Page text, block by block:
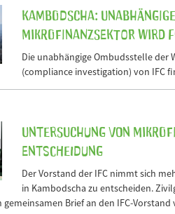
Kambodscha:
Mikrofinanzsektor wird
Die unabhängige Ombudsstelle der
(compliance investigation) von IFC
Untersuchung von
Entscheidung
Der Vorstand der IFC nimmt sich
in Kambodscha zu entscheiden.
Brief an den IFC-Vorstand